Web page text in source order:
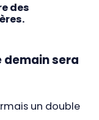
des
demain sera
un double